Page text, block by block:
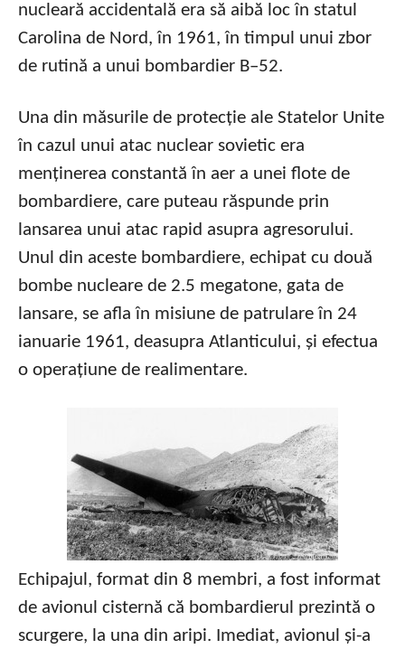
nucleară accidentală era să aibă loc în statul
Carolina de Nord, în 1961, în timpul unui zbor
de rutină a unui bombardier B–52.
Una din măsurile de protecție ale Statelor Unite
în cazul unui atac nuclear sovietic era
menținerea constantă în aer a unei flote de
bombardiere, care puteau răspunde prin
lansarea unui atac rapid asupra agresorului.
Unul din aceste bombardiere, echipat cu două
bombe nucleare de 2.5 megatone, gata de
lansare, se afla în misiune de patrulare în 24
ianuarie 1961, deasupra Atlanticului, și efectua
o operațiune de realimentare.
Echipajul, format din 8 membri, a fost informat
de avionul cisternă că bombardierul prezintă o
scurgere, la una din aripi. Imediat, avionul și-a